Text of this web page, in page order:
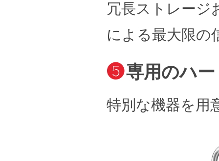
冗長ストレージ
による最大限の
❺専用のハ
特別な機器を用